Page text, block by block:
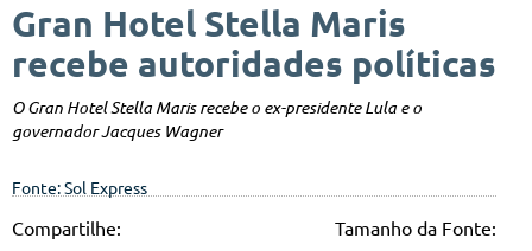
Gran Hotel Stella Maris
recebe autoridades políticas
O Gran Hotel Stella Maris recebe o ex-presidente Lula e o
governador Jacques Wagner
Fonte: Sol Express
Compartilhe: Tamanho da Fonte: